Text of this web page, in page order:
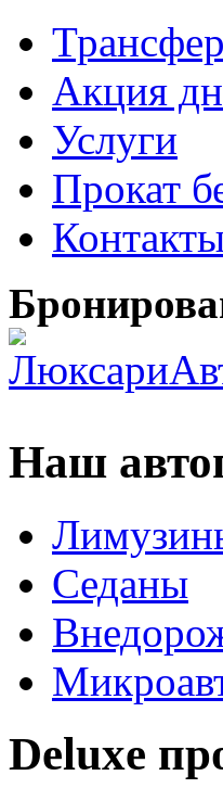
Акция
Услуги
Прокат
Наш
Седаны
Deluxe